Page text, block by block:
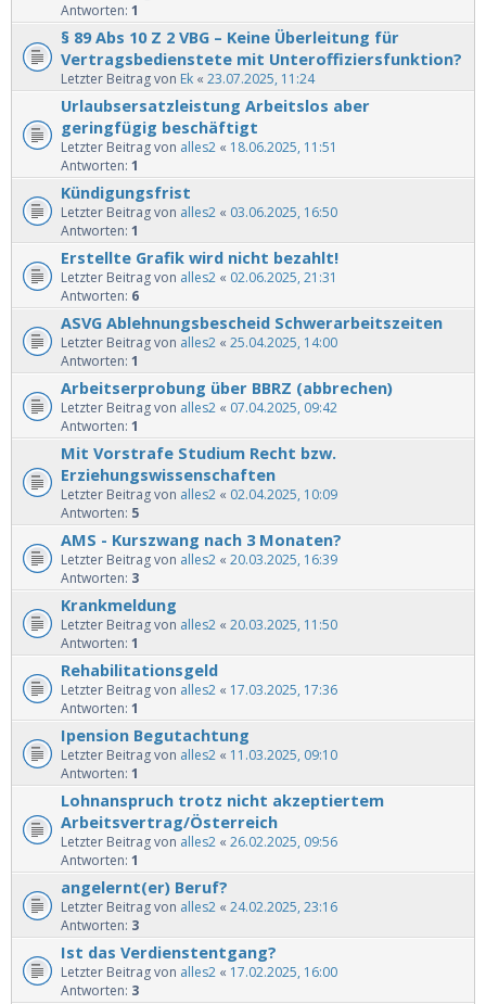
Antworten: 1
§ 89 Abs 10 Z 2 VBG – Keine Überleitung für
Vertragsbedienstete mit Unteroffiziersfunktion?
Letzter Beitrag von Ek « 23.07.2025, 11:24
Urlaubsersatzleistung Arbeitslos aber
geringfügig beschäftigt
Letzter Beitrag von alles2 « 18.06.2025, 11:51
Antworten: 1
Kündigungsfrist
Letzter Beitrag von alles2 « 03.06.2025, 16:50
Antworten: 1
Erstellte Grafik wird nicht bezahlt!
Letzter Beitrag von alles2 « 02.06.2025, 21:31
Antworten: 6
ASVG Ablehnungsbescheid Schwerarbeitszeiten
Letzter Beitrag von alles2 « 25.04.2025, 14:00
Antworten: 1
Arbeitserprobung über BBRZ (abbrechen)
Letzter Beitrag von alles2 « 07.04.2025, 09:42
Antworten: 1
Mit Vorstrafe Studium Recht bzw.
Erziehungswissenschaften
Letzter Beitrag von alles2 « 02.04.2025, 10:09
Antworten: 5
AMS - Kurszwang nach 3 Monaten?
Letzter Beitrag von alles2 « 20.03.2025, 16:39
Antworten: 3
Krankmeldung
Letzter Beitrag von alles2 « 20.03.2025, 11:50
Antworten: 1
Rehabilitationsgeld
Letzter Beitrag von alles2 « 17.03.2025, 17:36
Antworten: 1
Ipension Begutachtung
Letzter Beitrag von alles2 « 11.03.2025, 09:10
Antworten: 1
Lohnanspruch trotz nicht akzeptiertem
Arbeitsvertrag/Österreich
Letzter Beitrag von alles2 « 26.02.2025, 09:56
Antworten: 1
angelernt(er) Beruf?
Letzter Beitrag von alles2 « 24.02.2025, 23:16
Antworten: 3
Ist das Verdienstentgang?
Letzter Beitrag von alles2 « 17.02.2025, 16:00
Antworten: 3